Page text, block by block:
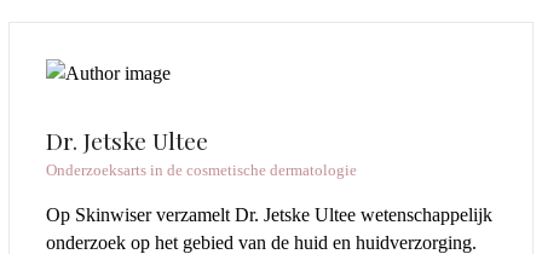
Dr. Jetske Ultee
Onderzoeksarts in de cosmetische dermatologie
Op Skinwiser verzamelt Dr. Jetske Ultee wetenschappelijk
onderzoek op het gebied van de huid en huidverzorging.